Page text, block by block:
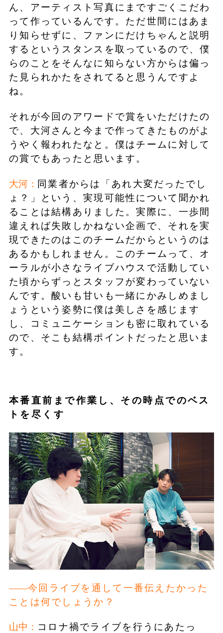
ん、アーティスト写真にまですごくこだわ
って作っているんです。ただ世間にはあま
り知らせずに、ファンにだけちゃんと説明
するというスタンスを取っているので、僕
らのことをそんなに知らない方からは偏っ
た見られかたをされてると思うんですよ
ね。
それが今回のアワードで賞をいただけたの
で、大河さんと今まで作ってきたものがよ
うやく報われたなと。僕はチームに対して
の賞でもあったと思います。
大河： 同業者からは「あれ大変だったでし
ょ？」という、実現可能性について聞かれ
ることは結構ありました。実際に、一歩間
違えれば失敗しかねない企画で、それを実
現できたのはこのチームだからというのは
あるかもしれません。このチームって、オ
ーラルが小さなライブハウスで活動してい
た頃からずっとスタッフが変わっていない
んです。酸いも甘いも一緒にかみしめまし
ょうという姿勢に僕は美しさを感じます
し、コミュニケーションも密に取れている
ので、そこも結構ポイントだったと思いま
す。
本番直前まで作業し、その時点でのベス
トを尽くす
今回ライブを通して一番伝えたかった
ことは何でしょうか？
山中： コロナ禍でライブを行うにあたっ